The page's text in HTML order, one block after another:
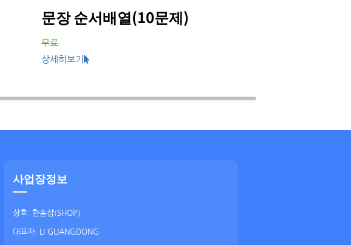
문장 순서배열(10문제)
무료
상세히보기
사업장정보
상호: 한솔샵(SHOP)
대표자: LI GUANGDONG